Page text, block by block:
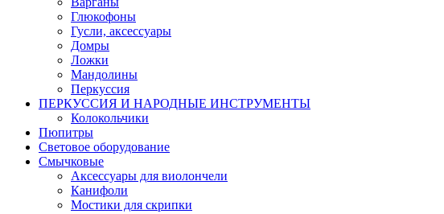
Глюкофоны
Гусли, аксессуары
Домры
Ложки
Мандолины
Перкуссия
ПЕРКУССИЯ И НАРОДНЫЕ ИНСТРУМЕНТЫ
Колокольчики
Пюпитры
Световое оборудование
Смычковые
Аксессуары для виолончели
Канифоли
Мостики для скрипки